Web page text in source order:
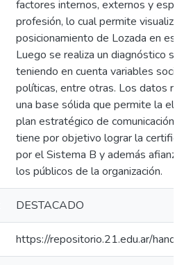
factores internos, externos y
profesión, lo cual permite
posicionamiento de Lozada en
Luego se realiza un diagnóstico
teniendo en cuenta variables
políticas, entre otras. Los datos
una base sólida que permite la
plan estratégico de comunicación
tiene por objetivo lograr la
por el Sistema B y además
los públicos de la organización.
DESTACADO
https://repositorio.21.edu.ar/